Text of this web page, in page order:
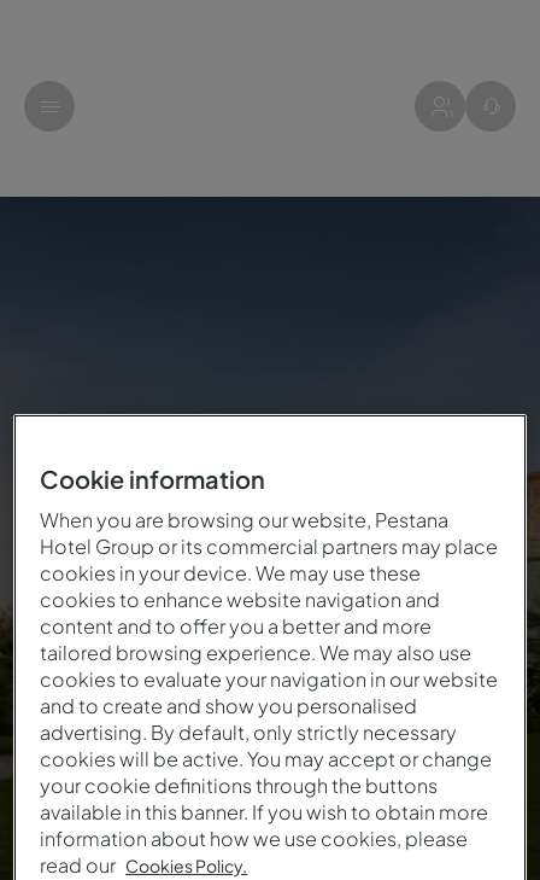
CELEBRACION 25 AÑOS
Celebre con nosotros
los 25 años del Pestana
Palace Lisboa
Esta oferta já não se encontra em vigor
Cookie information
When you are browsing our website, Pestana
Hotel Group or its commercial partners may place
cookies in your device. We may use these
cookies to enhance website navigation and
content and to offer you a better and more
tailored browsing experience. We may also use
cookies to evaluate your navigation in our website
and to create and show you personalised
advertising. By default, only strictly necessary
cookies will be active. You may accept or change
your cookie definitions through the buttons
available in this banner. If you wish to obtain more
information about how we use cookies, please
read our Cookies Policy.